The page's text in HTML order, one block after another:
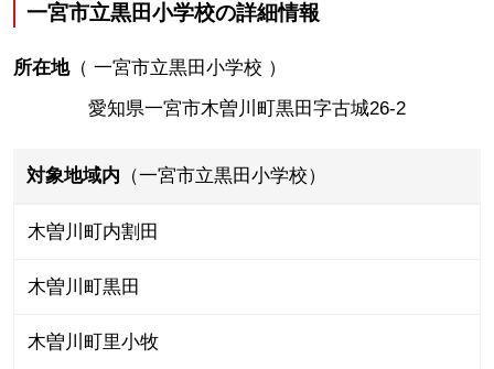
一宮市立黒田小学校の詳細情報
所在地（ 一宮市立黒田小学校 ）
愛知県一宮市木曽川町黒田字古城26-2
対象地域内 （一宮市立黒田小学校）
木曽川町内割田
木曽川町黒田
木曽川町里小牧